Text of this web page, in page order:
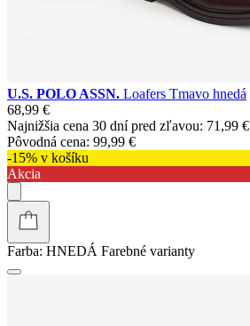
U.S. POLO ASSN. Loafers Tmavo hnedá
68,99 €
Najnižšia cena 30 dní pred zľavou: 71,99 €
Pôvodná cena: 99,99 €
-15% v košíku
Akcia
Farba: HNEDÁ Farebné varianty